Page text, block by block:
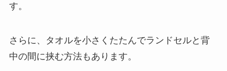
す。
さらに、タオルを小さくたたんでランドセルと背
中の間に挟む方法もあります。